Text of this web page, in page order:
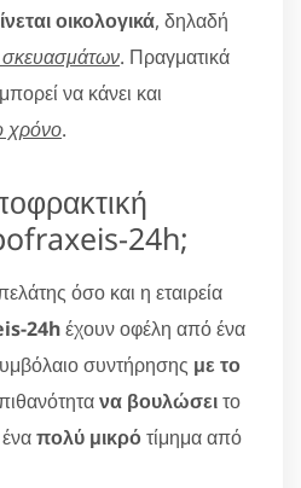
οικολογικά, δηλαδή
. Πραγματικά
να κάνει και
χρόνο.
24h;
όσο και η εταιρεία
24hέχουν οφέλη από ένα
συντήρησης με το
να βουλώσειτο
πολύ μικρότίμημα από